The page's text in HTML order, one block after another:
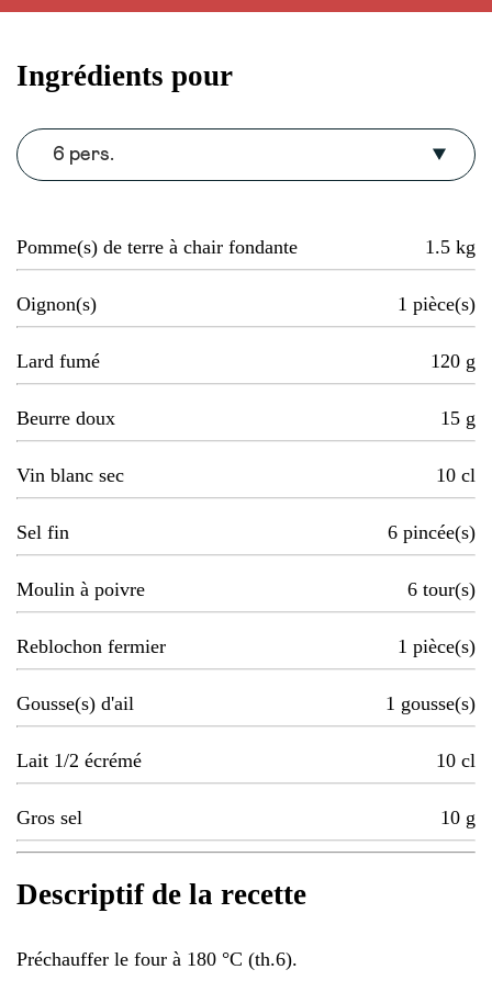
Ingrédients pour
6 pers.
Pomme(s) de terre à chair fondante 1.5 kg
Oignon(s) 1 pièce(s)
Lard fumé 120 g
Beurre doux 15 g
Vin blanc sec 10 cl
Sel fin 6 pincée(s)
Moulin à poivre 6 tour(s)
Reblochon fermier 1 pièce(s)
Gousse(s) d'ail 1 gousse(s)
Lait 1/2 écrémé 10 cl
Gros sel 10 g
Descriptif de la recette
Préchauffer le four à 180 °C (th.6).